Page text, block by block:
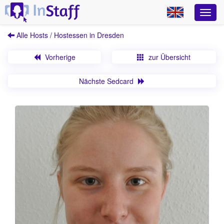
Alle Hosts / Hostessen in Dresden
Vorherige zur Übersicht
Nächste Sedcard